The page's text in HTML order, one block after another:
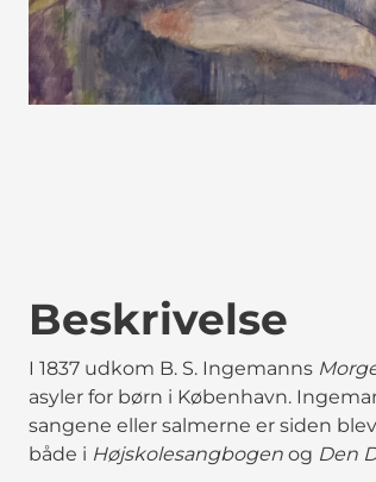
Beskrivelse
I 1837 udkom B. S. Ingemanns
asyler for børn i København.
sangene eller salmerne er siden
både i Højskolesangbogen og Den